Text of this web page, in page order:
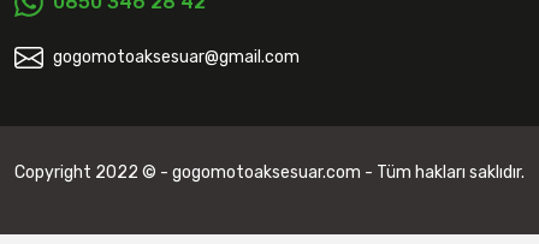
gogomotoaksesuar@gmail.com
Copyright 2022 © - gogomotoaksesuar.com - Tüm hakları saklıdır.